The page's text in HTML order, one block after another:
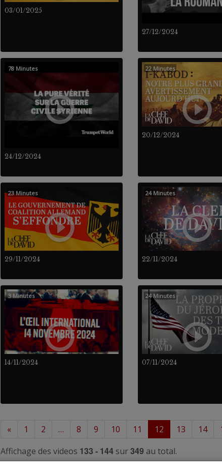
03/01/2025
27/12/2024
24/12/2024
78 Minutes
20/12/2024
22 Minutes
29/11/2024
23 Minutes
22/11/2024
24 Minutes
14/11/2024
3 Minutes
07/11/2024
24 Minutes
« 1 2 … 8 9 10 11 12 13 14
Affichage des videos 133 - 144sur349 au total.